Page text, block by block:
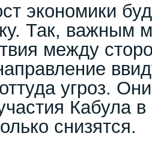
экономики
Так, важным
между
угроз.
Кабула
снизятся.